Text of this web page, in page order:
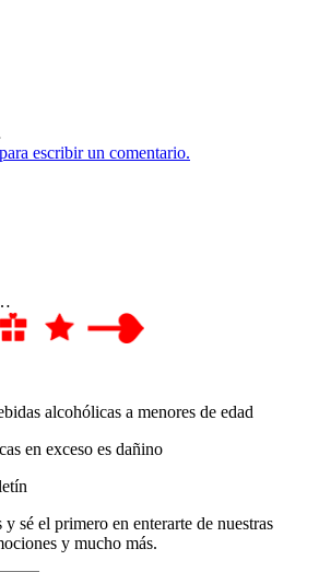
escribir un comentario.
alcohólicas a menores de edad
en exceso es dañino
sé el primero en enterarte de nuestras
y mucho más.